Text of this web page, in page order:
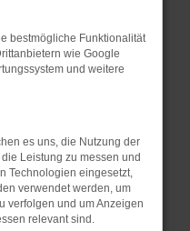
Browser und dein
neuesten Stand
nur ein
kann auch dazu
nicht mehr
Schritte versucht
bestmögliche Funktionalität
wie Google
und weitere
es uns, die Nutzung der
Leistung zu messen und
Technologien eingesetzt,
verwendet werden, um
verfolgen und um Anzeigen
relevant sind.